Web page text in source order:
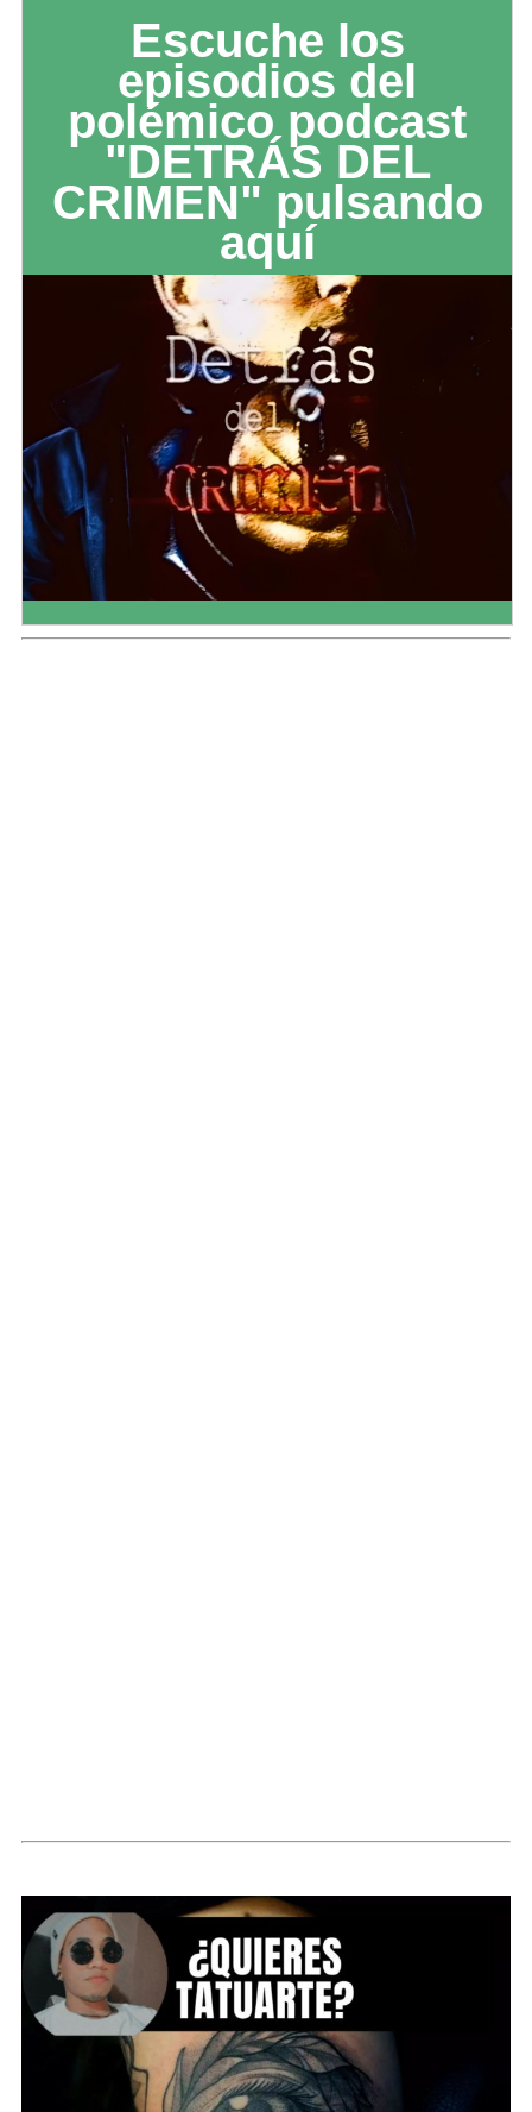
Escuche los
episodios del
polémico podcast
"DETRÁS DEL
CRIMEN" pulsando
aquí